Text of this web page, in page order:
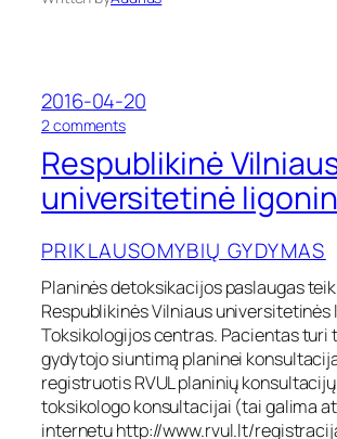
i
e
e
t
ų
s
k
a
i
č
i
a
u
s
a
p
j
į
p
r
č
i
ų
e
t
i
m
o
p
l
a
2016-04-20
2 commentso
R
e
s
u
l
i
k
i
n
ė
V
i
Respublikinė
universitetinė
PRIKLAUSOMYBIŲ GYDYMAS
Planinės detoksikacijos paslaugas
Respublikinės Vilniaus universitetinės
Toksikologijos centras. Pacientas turi
gydytojo siuntimą planinei
registruotis RVUL planinių
toksikologo konsultacijai (tai galima
internetu http://www.rvul.lt/